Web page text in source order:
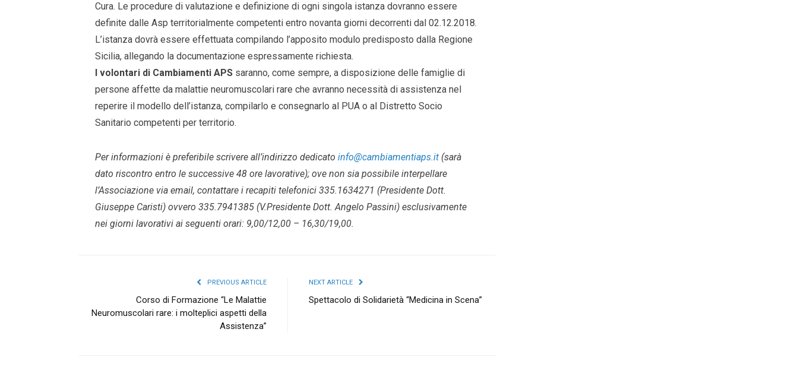
Cura. Le procedure di valutazione e definizione di ogni singola istanza dovranno essere
definite dalle Asp territorialmente competenti entro novanta giorni decorrenti dal 02.12.2018.
L’istanza dovrà essere effettuata compilando l’apposito modulo predisposto dalla Regione
Sicilia, allegando la documentazione espressamente richiesta.
I volontari di Cambiamenti APS saranno, come sempre, a disposizione delle famiglie di
persone affette da malattie neuromuscolari rare che avranno necessità di assistenza nel
reperire il modello dell’istanza, compilarlo e consegnarlo al PUA o al Distretto Socio
Sanitario competenti per territorio.
Per informazioni è preferibile scrivere all’indirizzo dedicatoinfo@cambiamentiaps.it (sarà
dato riscontro entro le successive 48 ore lavorative); ove non sia possibile interpellare
l’Associazione via email, contattare i recapiti telefonici 335.1634271 (Presidente Dott.
Giuseppe Caristi) ovvero 335.7941385 (V.Presidente Dott. Angelo Passini) esclusivamente
nei giorni lavorativi ai seguenti orari: 9,00/12,00 – 16,30/19,00.
PREVIOUS ARTICLE
Corso di Formazione “Le Malattie
Neuromuscolari rare: i molteplici aspetti della
Assistenza”
NEXT ARTICLE
Spettacolo di Solidarietà “Medicina in Scena”